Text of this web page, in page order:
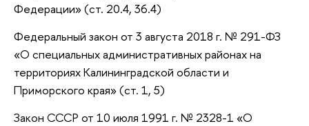
Федерации» (ст. 20.4, 36.4)
Федеральный закон от 3 августа 2018 г. № 291-ФЗ
«О специальных административных районах на
территориях Калининградской области и
Приморского края» (ст. 1, 5)
Закон СССР от 10 июля 1991 г. № 2328-1 «О